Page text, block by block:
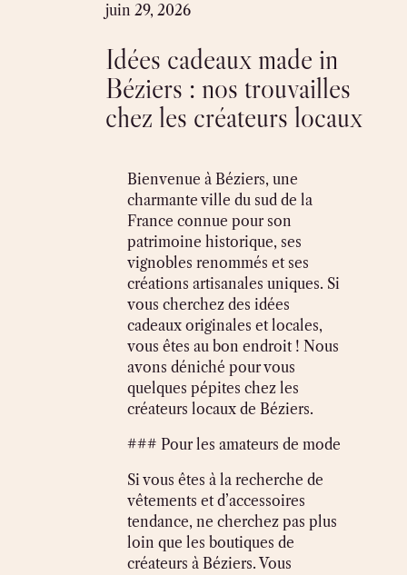
juin 29, 2026
Idées cadeaux made in
Béziers : nos trouvailles
chez les créateurs locaux
Bienvenue à Béziers, une
charmante ville du sud de la
France connue pour son
patrimoine historique, ses
vignobles renommés et ses
créations artisanales uniques. Si
vous cherchez des idées
cadeaux originales et locales,
vous êtes au bon endroit ! Nous
avons déniché pour vous
quelques pépites chez les
créateurs locaux de Béziers.
### Pour les amateurs de mode
Si vous êtes à la recherche de
vêtements et d’accessoires
tendance, ne cherchez pas plus
loin que les boutiques de
créateurs à Béziers. Vous